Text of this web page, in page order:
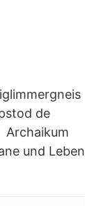
de
Archaikum
und Leben